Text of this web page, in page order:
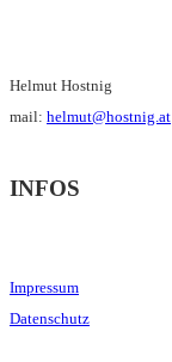
Helmut Hostnig
mail: helmut@hostnig.at
INFOS
Impressum
Datenschutz